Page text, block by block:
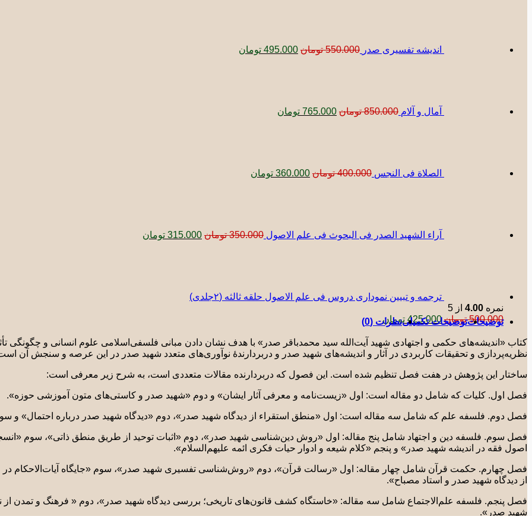
اندیشه تفسیری صدر 550.000 تومان 495.000 تومان
آمال و آلام 850.000 تومان 765.000 تومان
الصلاة فی النجس 400.000 تومان 360.000 تومان
آراء الشهید الصدر فی البحوث فی علم الاصول 350.000 تومان 315.000 تومان
ترجمه و تبیین نموداری دروس فی علم الاصول حلقه ثالثه (٢جلدی)
نمره 4.00 از 5
500.000 تومانقیمت
500.000 تومان
بود.
425.000 تومانقیمت
فعلی:
425.000 تومان.
توضیحاتتوضیحات تکمیلینظرات (0)
کتاب «اندیشه‌های حکمی و اجتهادی شهید آیت‌الله سید محمدباقر صدر» با هدف نشان دادن مبانی فلسفی‌اسلامی علوم انسانی و چگونگی
نظریه­‌پردازی و تحقیقات کاربردی در آثار و اندیشه­‌های شهید صدر و دربردارندۀ نوآوری‌های متعدد شهید صدر در این عرصه و سنجش آن
ساختار این پژوهش در هفت فصل تنظیم شده­ است. این فصول که دربردارنده مقالات متعددی است، به شرح زیر معرفی است:
فصل اول. کلیات که شامل دو مقاله است: اول «زیست­‌نامه و معرفی آثار ایشان» و دوم «شهید صدر و کاستی­‌های متون آموزشی حوزه».
فصل دوم. فلسفه علم که شامل سه مقاله است: اول «منطق استقراء از دیدگاه شهید صدر»، دوم «دیدگاه شهید صدر درباره احتمال» و
فصل سوم. فلسفه دین و اجتهاد شامل پنج مقاله: اول «روش دین­‌شناسی شهید صدر»، دوم «اثبات توحید از طریق منطق ذاتی»، سوم
اصول فقه در اندیشه شهید صدر» و پنجم «کلام شیعه و ادوار حیات فکری ائمه علیهم‌السلام».
فصل چهارم. حکمت قرآن شامل چهار مقاله: اول «رسالت قرآن»، دوم «روش­‌شناسی تفسیری شهید صدر»، سوم «جایگاه آیات‌الاحکام
از دیدگاه شهید صدر و استاد مصباح».
فصل پنجم. فلسفه علم‌الاجتماع شامل سه مقاله: «خاستگاه کشف قانون‌های تاریخی؛ بررسی دیدگاه شهید صدر»، دوم « فرهنگ و تمدن
شهید صدر».